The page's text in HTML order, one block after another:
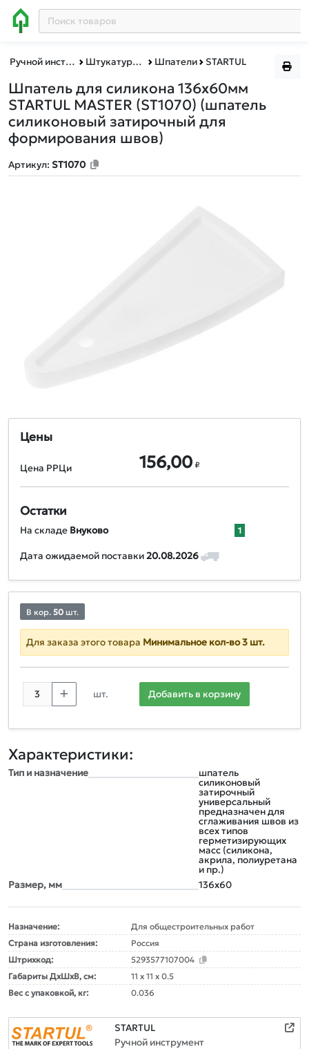
Ручной инструмент Штукатурно-отделочный инструмент Шпатели STARTUL
Шпатель для силикона 136х60мм
STARTUL MASTER (ST1070) (шпатель
силиконовый затирочный для
формирования швов)
Артикул: ST1070
Цены
Цена РРЦи 156,00 ₽
Остатки
На складе Внуково 1
Дата ожидаемой поставки20.08.2026
В кор. 50 шт.
Для заказа этого товара Минимальное кол-во 3 шт.
шт. Добавить в корзину
Характеристики:
Тип и назначение
шпатель
силиконовый
затирочный
универсальный
предназначен для
сглаживания швов из
всех типов
герметизирующих
масс (силикона,
акрила, полиуретана
и пр.)
Размер, мм
136х60
Назначение:
Для общестроительных работ
Страна изготовления:
Россия
Штрихкод:
5293577107004
Габариты ДxШxВ, см:
11 x 11 x 0.5
Вес с упаковкой, кг:
0.036
STARTUL
Ручной инструмент